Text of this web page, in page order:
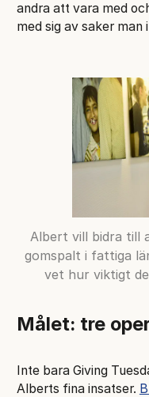
andra att vara med
med sig av saker man
Albert vill bidra till
gomspalt i fattiga
vet hur viktigt
Målet: tre
Inte bara Giving
Alberts fina insatser.